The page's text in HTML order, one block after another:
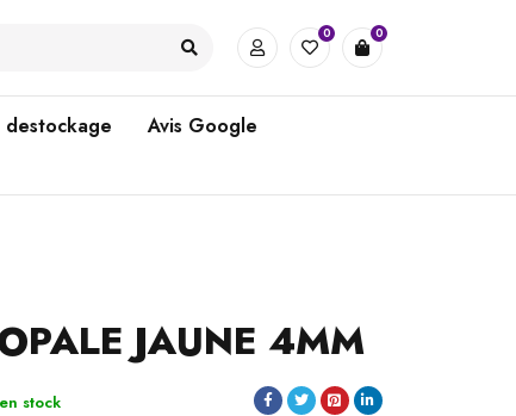
0 0
Avis Google
JAUNE 4MM
stock